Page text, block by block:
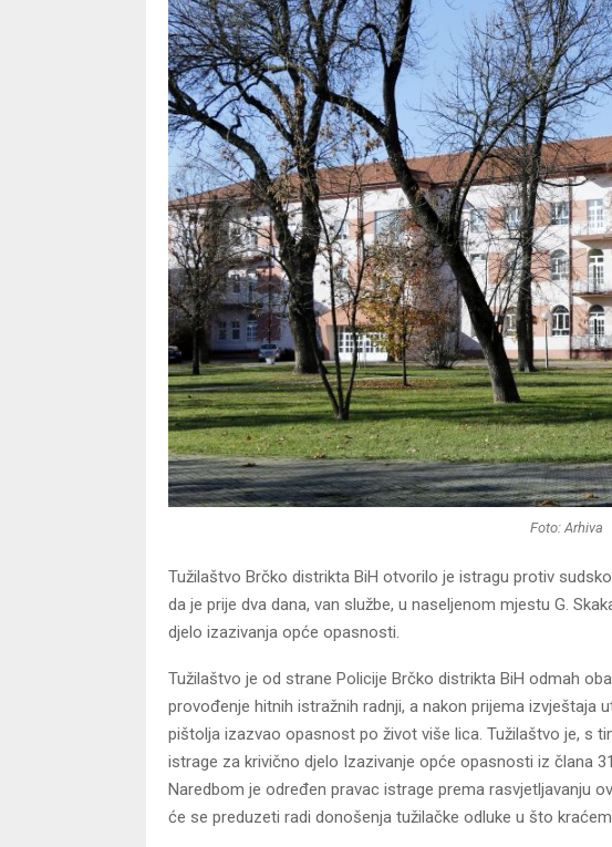
Foto: Arhiva
Tužilaštvo Brčko distrikta BiH otvorilo je istragu protiv
da je prije dva dana, van službe, u naseljenom mjestu G.
djelo izazivanja opće opasnosti.
Tužilaštvo je od strane Policije Brčko distrikta BiH odmah
provođenje hitnih istražnih radnji, a nakon prijema izvještaja
pištolja izazvao opasnost po život više lica. Tužilaštvo je, s
istrage za krivično djelo Izazivanje opće opasnosti iz člana
Naredbom je određen pravac istrage prema rasvjetljavanju
će se preduzeti radi donošenja tužilačke odluke u što kraćem